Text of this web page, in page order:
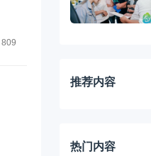
809
推荐内容
热门内容